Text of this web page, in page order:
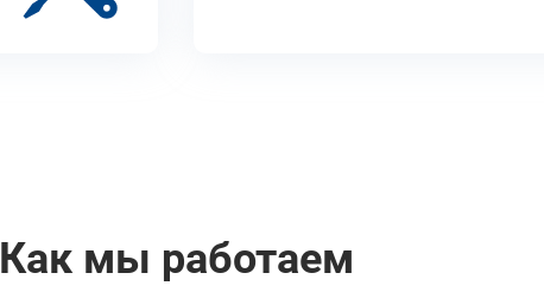
Как мы работаем